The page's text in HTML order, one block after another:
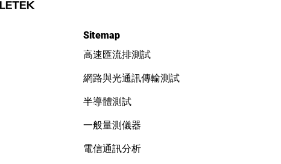
Sitemap
高速匯流排測試
網路與光通訊傳輸測試
半導體測試
一般量測儀器
電信通訊分析